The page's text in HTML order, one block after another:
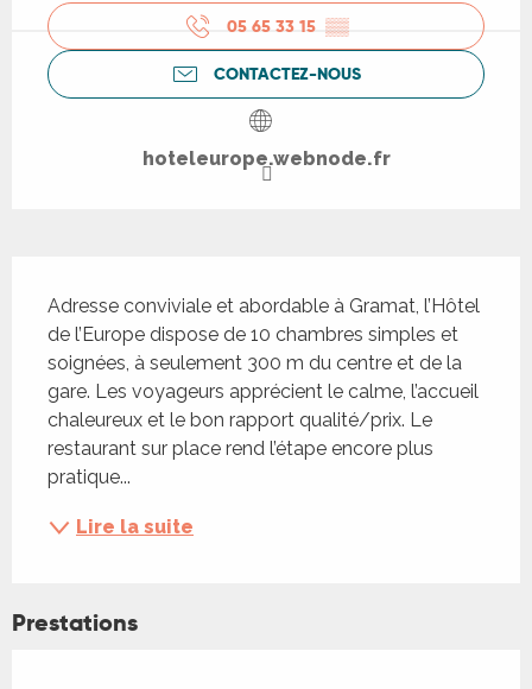
05 65 33 15 ▒▒
CONTACTEZ-NOUS
hoteleurope.webnode.fr
Adresse conviviale et abordable à Gramat, l’Hôtel
de l’Europe dispose de 10 chambres simples et
soignées, à seulement 300 m du centre et de la
gare. Les voyageurs apprécient le calme, l’accueil
chaleureux et le bon rapport qualité/prix. Le
restaurant sur place rend l’étape encore plus
pratique...
Lire la suite
Prestations